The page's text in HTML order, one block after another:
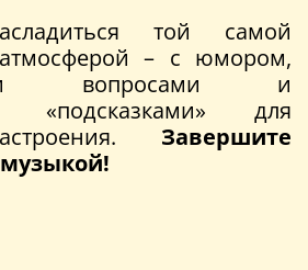
той самой
атмосферой – с юмором,
вопросами и
«подсказками» для
Завершите